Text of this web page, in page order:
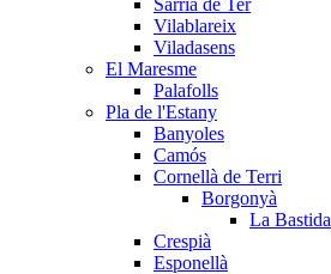
Sarrià de Ter
Vilablareix
Viladasens
El Maresme
Palafolls
Pla de l'Estany
Banyoles
Camós
Cornellà de Terri
Borgonyà
La Bastida
Crespià
Esponellà